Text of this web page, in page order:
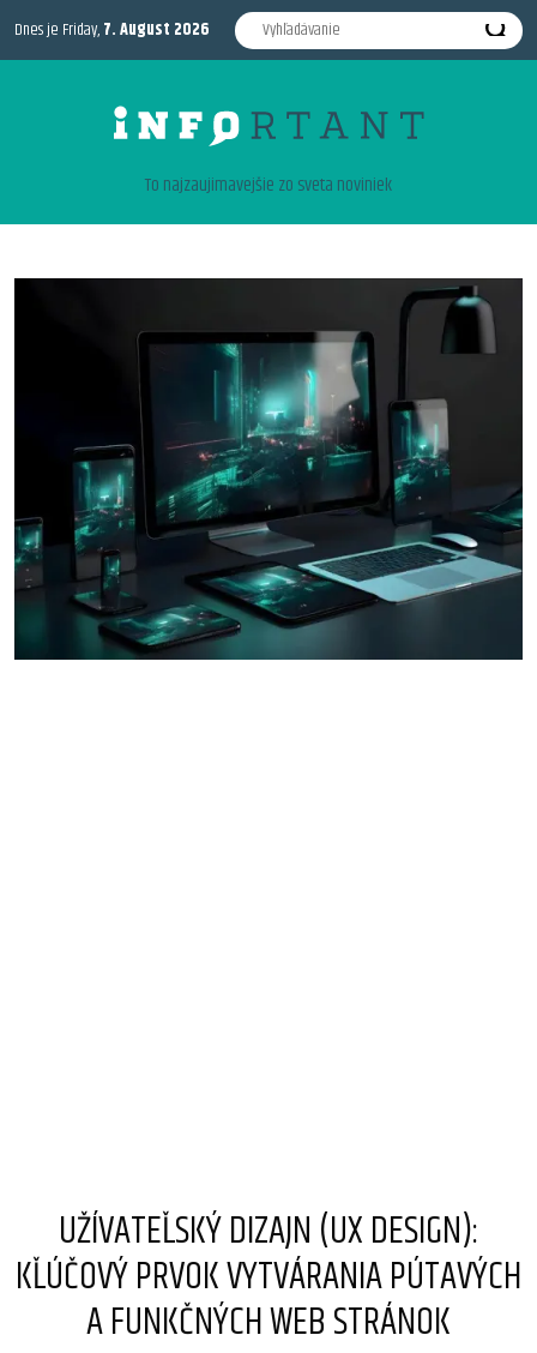
Dnes je Friday,7. August 2026
To najzaujimavejšie zo sveta noviniek
UŽÍVATEĽSKÝ DIZAJN (UX DESIGN):
KĽÚČOVÝ PRVOK VYTVÁRANIA PÚTAVÝCH
A FUNKČNÝCH WEB STRÁNOK